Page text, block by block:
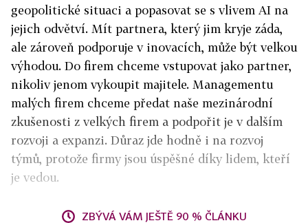
geopolitické situaci a popasovat se s vlivem AI na
jejich odvětví. Mít partnera, který jim kryje záda,
ale zároveň podporuje v inovacích, může být velkou
výhodou. Do firem chceme vstupovat jako partner,
nikoliv jenom vykoupit majitele. Managementu
malých firem chceme předat naše mezinárodní
zkušenosti z velkých firem a podpořit je v dalším
rozvoji a expanzi. Důraz jde hodně i na rozvoj
týmů, protože firmy jsou úspěšné díky lidem, kteří
je vedou.
ZBÝVÁ VÁM JEŠTĚ 90 % ČLÁNKU